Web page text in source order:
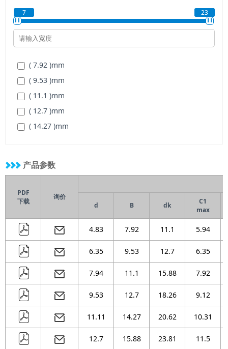
( 28.58 )
( 33.32 )mm
7 23
( 7.92 )mm
( 9.53 )mm
( 11.1 )mm
( 12.7 )mm
( 14.27 )mm
( 22.23 )
产品参数
PDF
下载
询价
d
B dk
C1
max
4.83 7.92 11.1 5.94
6.35 9.53 12.7 6.35
7.94 11.1 15.88 7.92
9.53 12.7 18.26 9.12
11.11 14.27 20.62 10.31
12.7 15.88 23.81 11.5